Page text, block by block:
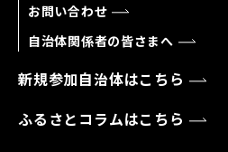
お問い合わせ
自治体関係者の皆さまへ
新規参加自治体はこちら
ふるさとコラムはこちら